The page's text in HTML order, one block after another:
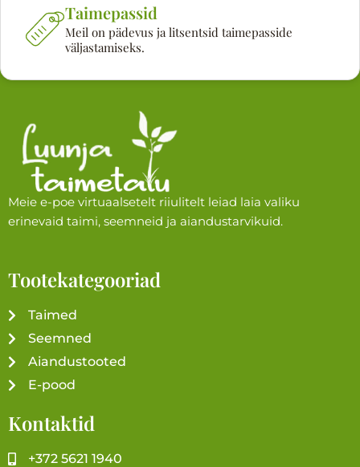
Taimepassid
Meil on pädevus ja litsentsid taimepasside
väljastamiseks.
Meie e-poe virtuaalsetelt riiulitelt leiad laia valiku
erinevaid taimi, seemneid ja aiandustarvikuid.
Tootekategooriad
Taimed
Seemned
Aiandustooted
E-pood
Kontaktid
+372 5621 1940